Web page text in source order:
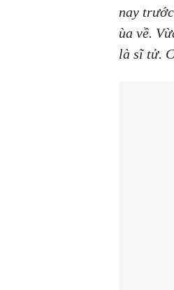
nay
ùa về.
là sĩ tử.